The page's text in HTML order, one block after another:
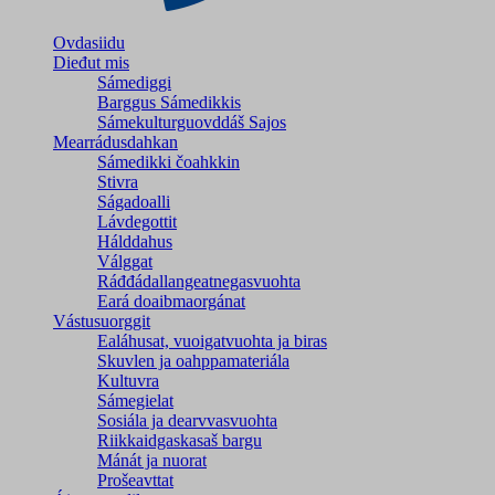
Ovdasiidu
Dieđut mis
Sámediggi
Barggus Sámedikkis
Sámekulturguovddáš Sajos
Mearrádusdahkan
Sámedikki čoahkkin
Stivra
Ságadoalli
Lávdegottit
Hálddahus
Válggat
Ráđđádallangeatnegas­vuohta
Eará doaibmaorgánat
Vástusuorggit
Ealáhusat, vuoigatvuohta ja biras
Skuvlen ja oahppamateriála
Kultuvra
Sámegielat
Sosiála ja dearvvasvuohta
Riikkaidgaskasaš bargu
Mánát ja nuorat
Prošeavttat